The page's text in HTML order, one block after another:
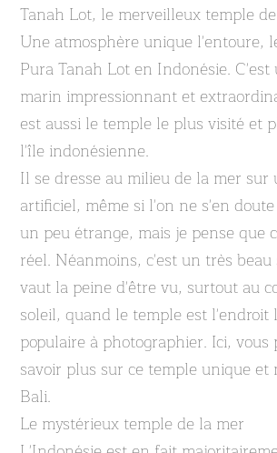
Tanah Lot, le merveilleux temple
Une atmosphère unique l'entoure,
Pura Tanah Lot en Indonésie.
marin impressionnant et
est aussi le temple le plus visité et
l'île indonésienne.
Il se dresse au milieu de la mer sur
artificiel, même si l'on ne s'en
un peu étrange, mais je pense que
réel. Néanmoins, c'est un très
vaut la peine d'être vu, surtout au
soleil, quand le temple est l'endroit
populaire à photographier. Ici, vous
savoir plus sur ce temple unique et
Bali.
Le mystérieux temple de la mer